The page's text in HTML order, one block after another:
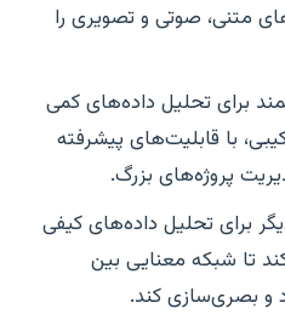
متنی، صوتی و تصویری را
برای تحلیل داده‌های کمی
با قابلیت‌های پیشرفته
پروژه‌های بزرگ.
برای تحلیل داده‌های کیفی
تا شبکه معنایی بین
و بصری‌سازی کند.